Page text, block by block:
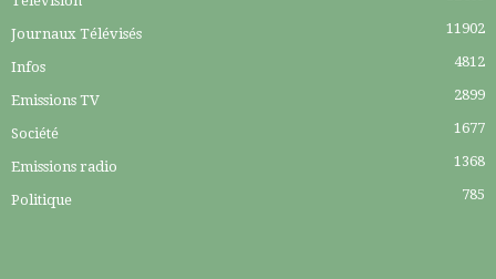
Journaux Télévisés 11902
Infos 4812
Emissions TV 2899
Société 1677
Emissions radio 1368
Politique 785